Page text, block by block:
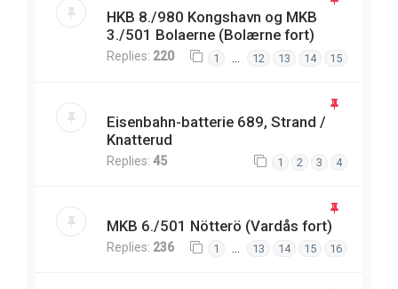
HKB 8./980 Kongshavn og MKB
3./501 Bolaerne (Bolærne fort)
Replies: 220 1 12 13 14 15
Eisenbahn-batterie 689, Strand /
Knatterud
Replies: 45 1 2 3 4
MKB 6./501 Nötterö (Vardås fort)
Replies: 236 1 13 14 15 16